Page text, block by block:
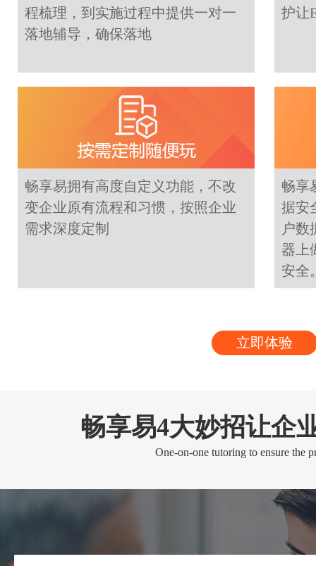
程梳理，到实施过程中提供一对一
落地辅导，确保落地
护让
畅享易拥有高度自定义功能，不改
变企业原有流程和习惯，按照企业
需求深度定制
畅享
据安
户数
器上
安全
立即体验
畅享易4大妙招让企
One-on-one tutoring to ensure the